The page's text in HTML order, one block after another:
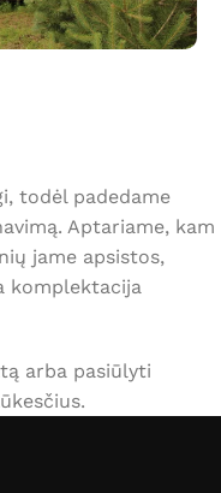
todėl padedame
Aptariame, kam
jame apsistos,
komplektacija
arba pasiūlyti